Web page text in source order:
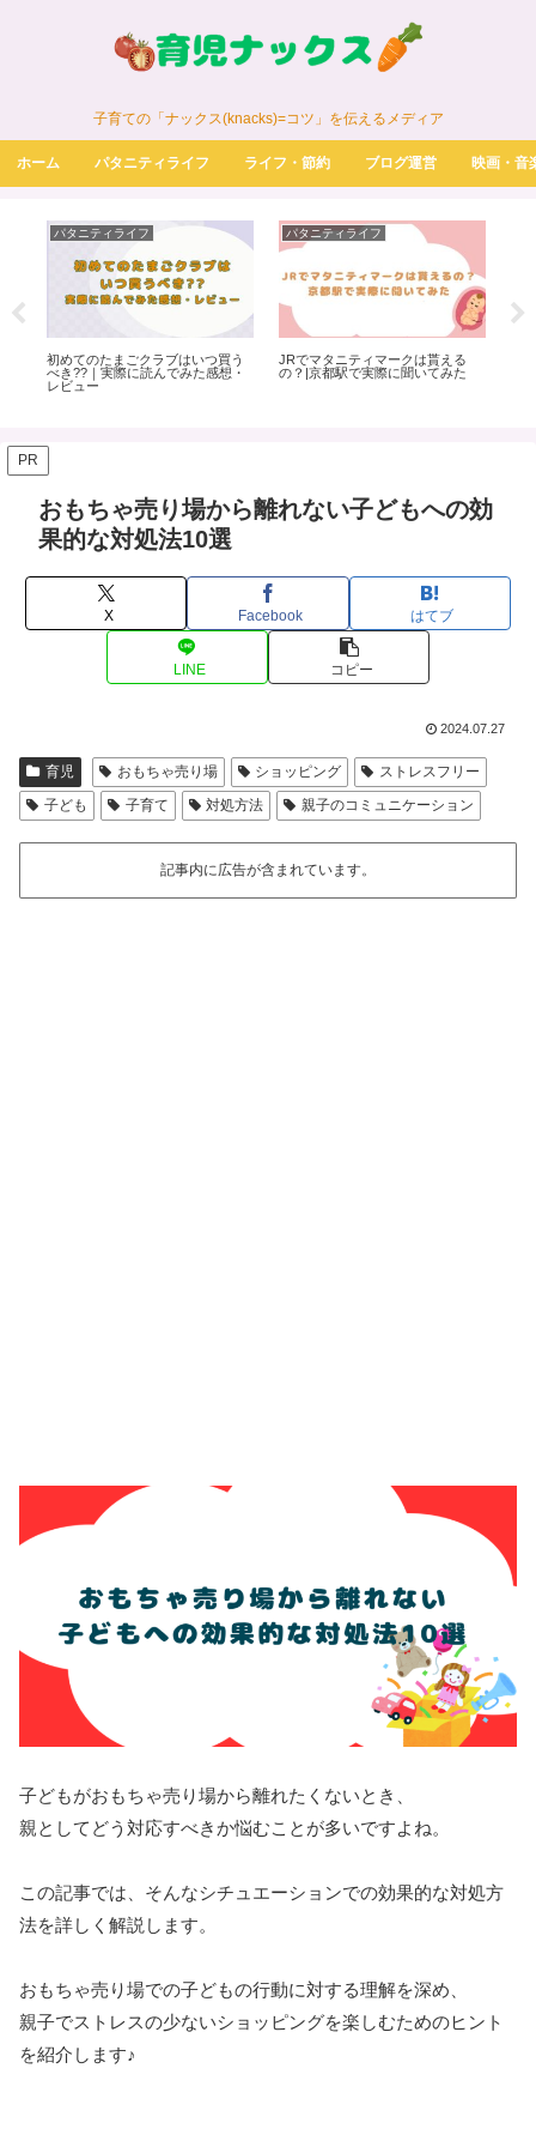
子育ての「ナックス(knacks)=コツ」を伝えるメディア
ホーム パタニティライフ ライフ・節約 ブログ運営 映画・音
パタニティライフ
初めてのたまごクラブはいつ買う
べき??｜実際に読んでみた感想・
レビュー
パタニティライフ
JRでマタニティマークは貰える
の？|京都駅で実際に聞いてみた
PR
おもちゃ売り場から離れない子どもへの効
果的な対処法10選
X Facebook はてブ
LINE コピー
2024.07.27
育児 おもちゃ売り場 ショッピング
ストレスフリー
子ども
子育て 対処方法 親子のコミュニケーション
記事内に広告が含まれています。
子どもがおもちゃ売り場から離れたくないとき、
親としてどう対応すべきか悩むことが多いですよね。
この記事では、そんなシチュエーションでの効果的な対処方
法を詳しく解説します。
おもちゃ売り場での子どもの行動に対する理解を深め、
親子でストレスの少ないショッピングを楽しむためのヒント
を紹介します♪